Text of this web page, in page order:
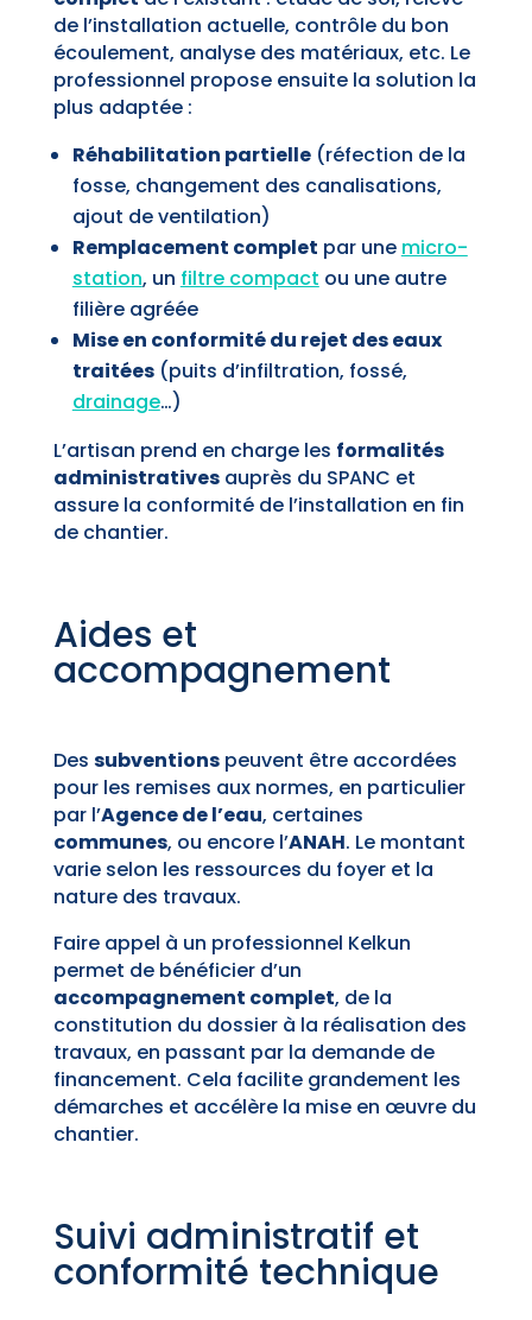
de l’installation actuelle, contrôle du bon
écoulement, analyse des matériaux, etc. Le
professionnel propose ensuite la solution la
plus adaptée :
Réhabilitation partielle(réfection de la
fosse, changement des canalisations,
ajout de ventilation)
Remplacement complet par une micro-
station, un filtre compact ou une autre
filière agréée
Mise en conformité du rejet des eaux
traitées(puits d’infiltration, fossé,
drainage…)
L’artisan prend en charge les formalités
administrativesauprès du SPANC et
assure la conformité de l’installation en fin
de chantier.
Aides et
accompagnement
Des subventionspeuvent être accordées
pour les remises aux normes, en particulier
par l’Agence de l’eau, certaines
communes, ou encore l’ANAH. Le montant
varie selon les ressources du foyer et la
nature des travaux.
Faire appel à un professionnel Kelkun
permet de bénéficier d’un
accompagnement complet, de la
constitution du dossier à la réalisation des
travaux, en passant par la demande de
financement. Cela facilite grandement les
démarches et accélère la mise en œuvre du
chantier.
Suivi administratif et
conformité technique